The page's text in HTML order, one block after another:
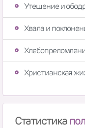
Утешение и
Хвала и
Христианская
Статистика